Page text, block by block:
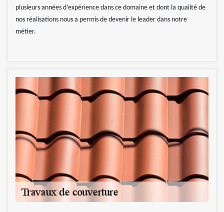
plusieurs années d’expérience dans ce domaine et dont la qualité de
nos réalisations nous a permis de devenir le leader dans notre
métier.